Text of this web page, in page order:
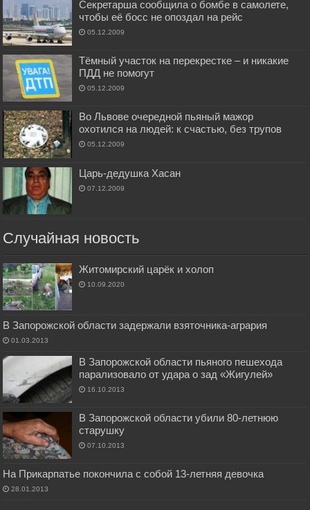
Секретарша сообщила о бомбе в самолете,
чтобы её босс не опоздал на рейс
05.12.2009
Тёмный участок на перекрестке – и никакие
ПДД не помогут
05.12.2009
Во Львове очередной пьяный мажор
охотился на людей: к счастью, без трупов
05.12.2009
Царь-дедушка Хасан
07.12.2009
Случайная новость
Житомирский царёк и холоп
10.09.2020
В Запорожской области задержали взяточника-агрария
01.03.2013
В Запорожской области пьяного пешехода
парализовало от удара о зад «Жигулей»
16.10.2013
В Запорожской области убили 80-летнюю
старушку
07.10.2013
На Прикарпатье покончила с собой 13-летняя девочка
28.01.2013